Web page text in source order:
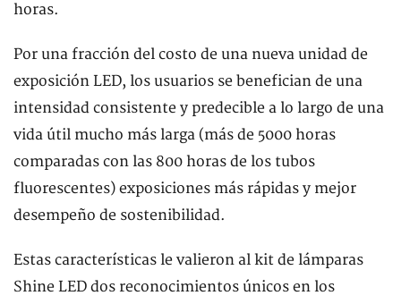
horas.
Por una fracción del costo de una nueva unidad de
exposición LED, los usuarios se benefician de una
intensidad consistente y predecible a lo largo de una
vida útil mucho más larga (más de 5000 horas
comparadas con las 800 horas de los tubos
fluorescentes) exposiciones más rápidas y mejor
desempeño de sostenibilidad.
Estas características le valieron al kit de lámparas
Shine LED dos reconocimientos únicos en los